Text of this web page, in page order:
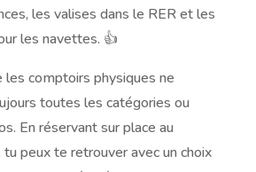
les valises dans le RER et les
les navettes. 👍
les comptoirs physiques ne
toutes les catégories ou
En réservant sur place au
peux te retrouver avec un choix